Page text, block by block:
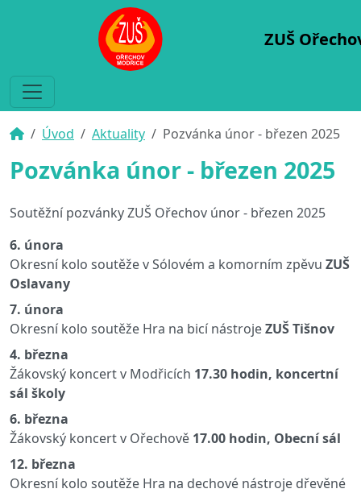
ZUŠ
Úvod Aktuality Pozvánka únor - březen 2025
Pozvánka únor - březen 2025
Soutěžní pozvánky ZUŠ Ořechov únor - březen 2025
6. února
Okresní kolo soutěže v Sólovém a komorním zpěvu ZUŠ
Oslavany
7. února
Okresní kolo soutěže Hra na bicí nástrojeZUŠ Tišnov
4. března
Žákovský koncert v Modřicích 17.30 hodin, koncertní
sál školy
6. března
Žákovský koncert v Ořechově 17.00 hodin, Obecní sál
12. března
Okresní kolo soutěže Hra na dechové nástroje dřevěné